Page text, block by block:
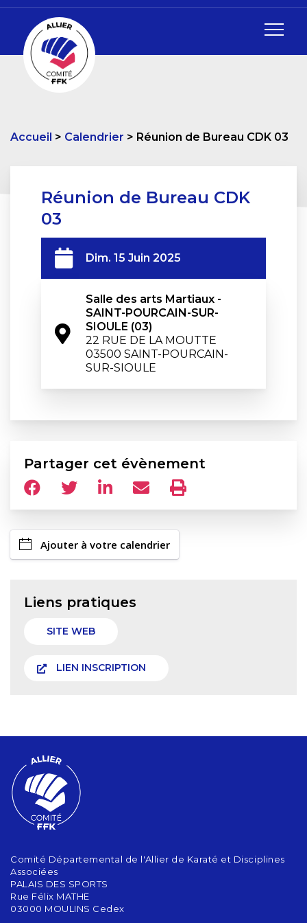
Accueil Calendrier Réunion de Bureau CDK 03
Réunion de Bureau CDK
03
Dim. 15 Juin 2025
Salle des arts Martiaux -
SAINT-POURCAIN-SUR-
SIOULE (03)
22 RUE DE LA MOUTTE
03500 SAINT-POURCAIN-
SUR-SIOULE
Partager cet évènement
Ajouter à votre calendrier
Liens pratiques
SITE WEB
LIEN INSCRIPTION
Comité Départemental de l'Allier de Karaté et Disciplines
Associées
PALAIS DES SPORTS
Rue Félix MATHE
03000 MOULINS Cedex